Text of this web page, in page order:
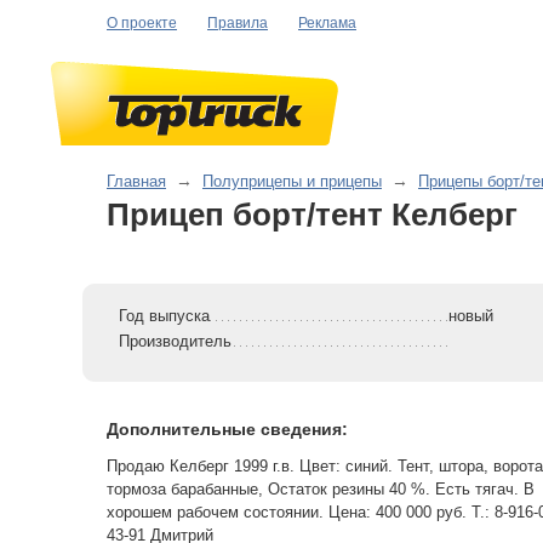
О проекте Правила Реклама
Главная → Полуприцепы и прицепы → Прицепы борт/
Прицеп борт/тент Келберг
Год выпуска
новый
Производитель
Дополнительные сведения:
Продаю Келберг 1999 г.в. Цвет: синий. Тент, штора,
тормоза барабанные, Остаток резины 40 %. Есть тягач. В
хорошем рабочем состоянии. Цена: 400 000 руб. Т.: 8-916-
43-91 Дмитрий